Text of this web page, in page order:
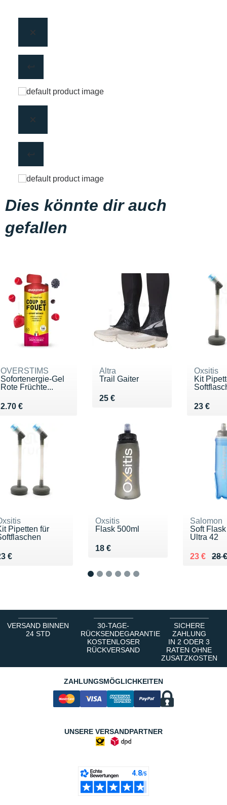
Dies könnte dir auch
gefallen
OVERSTIMS
Sofortenergie-Gel
Rote Früchte...
2.70 €
Vendu 2.70 €
Altra
Trail Gaiter
25 €
Vendu 25 €
Oxsitis
Kit
23 €
Vendu
Pipetten für
€ 23 €
Oxsitis
Flask 500ml
18 €
Vendu 18 €
Salomon
Soft
Ultra 42
28 €
Au lieu
23 €
Vendu 23
VERSAND BINNEN
24 STD
30-TAGE-
RÜCKSENDEGARANTIE
KOSTENLOSER
RÜCKVERSAND
SICHERE
ZAHLUNG
IN 2 ODER 3
RATEN OHNE
ZUSATZKOSTEN
ZAHLUNGSMÖGLICHKEITEN
UNSERE VERSANDPARTNER